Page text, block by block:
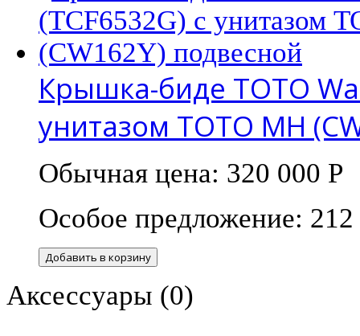
Крышка-биде TOTO
унитазом TOTO MH
Обычная цена: 320 000 Р
Особое предложение:
Добавить в корзину
Аксессуары (0)